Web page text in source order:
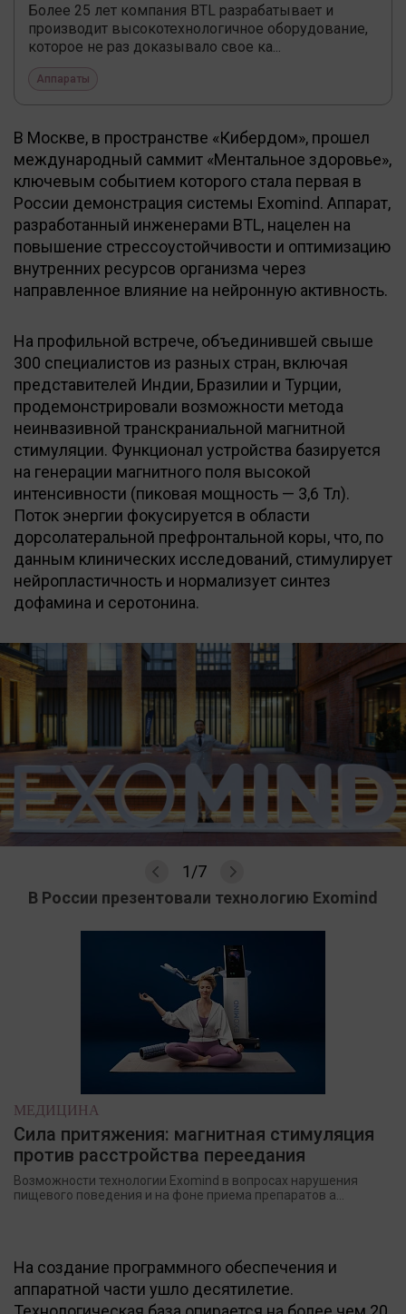
Более 25 лет компания BTL разрабатывает и
производит высокотехнологичное оборудование,
которое не раз доказывало свое ка...
Аппараты
В Москве, в пространстве «Кибердом», прошел
международный саммит «Ментальное здоровье»,
ключевым событием которого стала первая в
России демонстрация системы Exomind. Аппарат,
разработанный инженерами BTL, нацелен на
повышение стрессоустойчивости и оптимизацию
внутренних ресурсов организма через
направленное влияние на нейронную активность.
На профильной встрече, объединившей свыше
300 специалистов из разных стран, включая
представителей Индии, Бразилии и Турции,
продемонстрировали возможности метода
неинвазивной транскраниальной магнитной
стимуляции. Функционал устройства базируется
на генерации магнитного поля высокой
интенсивности (пиковая мощность — 3,6 Тл).
Поток энергии фокусируется в области
дорсолатеральной префронтальной коры, что, по
данным клинических исследований, стимулирует
нейропластичность и нормализует синтез
дофамина и серотонина.
1/7
В России презентовали технологию Exomind
МЕДИЦИНА
Сила притяжения: магнитная стимуляция
против расстройства переедания
Возможности технологии Exomind в вопросах нарушения
пищевого поведения и на фоне приема препаратов а...
На создание программного обеспечения и
аппаратной части ушло десятилетие.